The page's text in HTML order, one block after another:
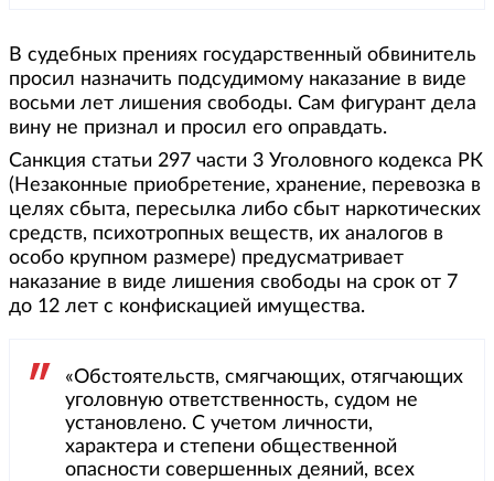
В судебных прениях государственный обвинитель
просил назначить подсудимому наказание в виде
восьми лет лишения свободы. Сам фигурант дела
вину не признал и просил его оправдать.
Санкция статьи 297 части 3 Уголовного кодекса РК
(Незаконные приобретение, хранение, перевозка в
целях сбыта, пересылка либо сбыт наркотических
средств, психотропных веществ, их аналогов в
особо крупном размере) предусматривает
наказание в виде лишения свободы на срок от 7
до 12 лет с конфискацией имущества.
«Обстоятельств, смягчающих, отягчающих
уголовную ответственность, судом не
установлено. С учетом личности,
характера и степени общественной
опасности совершенных деяний, всех